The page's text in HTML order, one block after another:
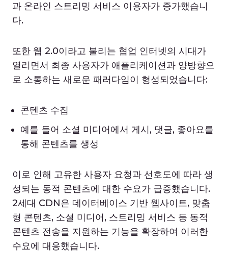
과 온라인 스트리밍 서비스 이용자가 증가했습니
다.
또한 웹 2.0이라고 불리는 협업 인터넷의 시대가
열리면서 최종 사용자가 애플리케이션과 양방향으
로 소통하는 새로운 패러다임이 형성되었습니다:
콘텐츠 수집
예를 들어 소셜 미디어에서 게시, 댓글, 좋아요를
통해 콘텐츠를 생성
이로 인해 고유한 사용자 요청과 선호도에 따라 생
성되는 동적 콘텐츠에 대한 수요가 급증했습니다.
2세대 CDN은 데이터베이스 기반 웹사이트, 맞춤
형 콘텐츠, 소셜 미디어, 스트리밍 서비스 등 동적
콘텐츠 전송을 지원하는 기능을 확장하여 이러한
수요에 대응했습니다.